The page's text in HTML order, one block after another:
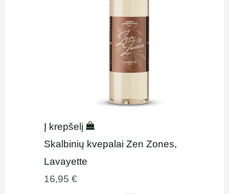
Į krepšelį
Skalbinių kvepalai Zen Zones,
Lavayette
16,95€